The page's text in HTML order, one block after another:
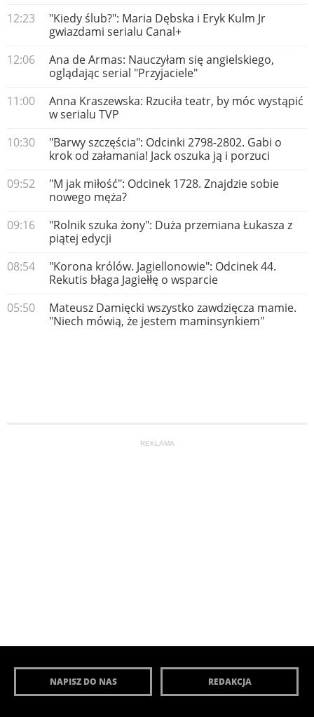
12:23
"Kiedy ślub?": Maria Dębska i Eryk Kulm Jr
gwiazdami serialu Canal+
12:06
Ana de Armas: Nauczyłam się angielskiego,
oglądając serial "Przyjaciele"
11:00
Anna Kraszewska: Rzuciła teatr, by móc wystąpić
w serialu TVP
10:30
"Barwy szczęścia": Odcinki 2798-2802. Gabi o
krok od załamania! Jack oszuka ją i porzuci
09:52
"M jak miłość": Odcinek 1728. Znajdzie sobie
nowego męża?
09:16
"Rolnik szuka żony": Duża przemiana Łukasza z
piątej edycji
08:54
"Korona królów. Jagiellonowie": Odcinek 44.
Rekutis błaga Jagiełłę o wsparcie
05:50
Mateusz Damięcki wszystko zawdzięcza mamie.
"Niech mówią, że jestem maminsynkiem"
REKLAMA
NAPISZ DO NAS REDAKCJA